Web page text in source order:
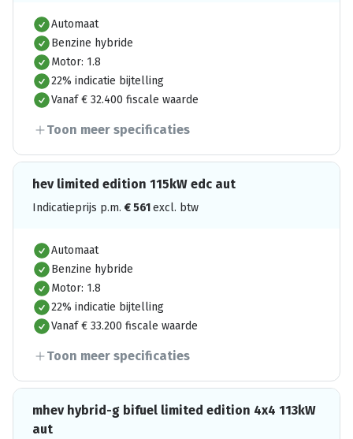
Automaat
Benzine hybride
Motor: 1.8
22% indicatie bijtelling
Vanaf € 32.400 fiscale waarde
Toon meer specificaties
hev limited edition 115kW edc aut
Indicatieprijs p.m. €561excl. btw
Automaat
Benzine hybride
Motor: 1.8
22% indicatie bijtelling
Vanaf € 33.200 fiscale waarde
Toon meer specificaties
mhev hybrid-g bifuel limited edition 4x4 113kW
aut